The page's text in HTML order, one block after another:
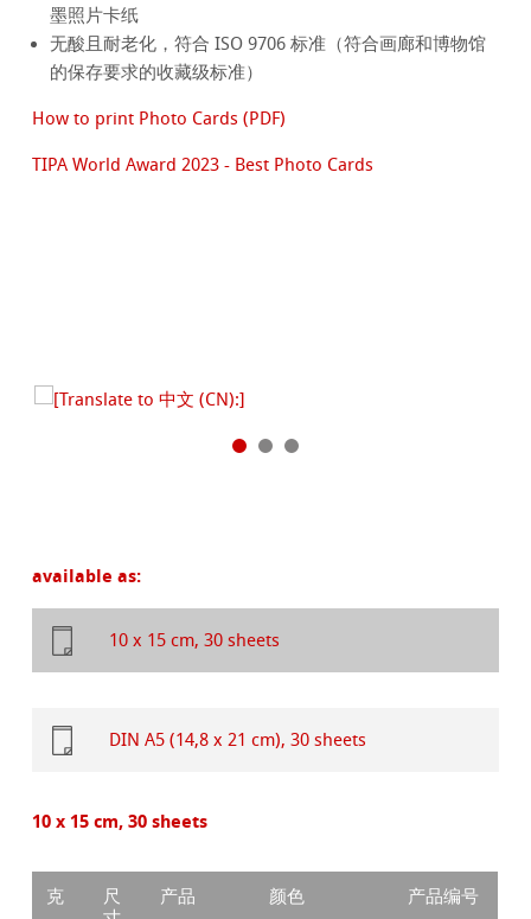
墨照片卡纸
无酸且耐老化，符合 ISO 9706 标准（符合画廊和博物馆
的保存要求的收藏级标准）
How to print Photo Cards (PDF)
TIPA World Award 2023 - Best Photo Cards
available as:
10 x 15 cm, 30 sheets
DIN A5 (14,8 x 21 cm), 30 sheets
10 x 15 cm, 30 sheets
克
尺
产品 颜色 产品编号